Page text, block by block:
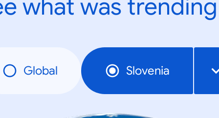
what was
Global Slovenia